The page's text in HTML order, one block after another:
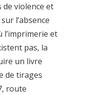
violence et
l’absence
l’imprimerie et
pas, la
un livre
de tirages
route